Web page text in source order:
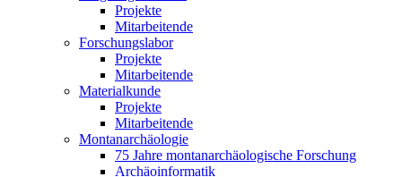
Projekte
Mitarbeitende
Forschungslabor
Projekte
Mitarbeitende
Materialkunde
Projekte
Mitarbeitende
Montanarchäologie
75 Jahre montanarchäologische Forschung
Archäoinformatik